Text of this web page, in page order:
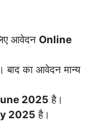
आवेदन Online
का आवेदन मान्य
2025 है।
2025 है।